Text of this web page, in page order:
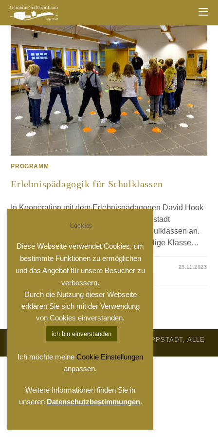
PROGRAMM
Erlebnispädagogik für Schulklassen
In Kooperation mit dem Erlebnispädagogen David Hook
bietet das Gemeinschaftszentrum in Trippstadt
erlebnispädagogische Progamme für Schulklassen an.
Dabei werden die Angebote auf die jeweilige Klasse…
KOMMENTARE DEAKTIVIERT 23.11.2023
© 2026, GEMEINSCHAFTSZENTRUM TRIPPSTADT, ALLE
Cookies
Diese Webseite verwendet Cookies, um
bestimmte Funktionen zu ermöglichen
und das Angebot für unsere Besucher zu
verbessern.
Durch die Nutzung dieser Webseite
erklären Sie sich mit der Verwendung
von Cookies einverstanden.
ich bin einverstanden
Ich möchte meine Cookie Einstellungen
anpassen.
Weitere Informationen finden Sie in
unseren Datenschutzbestimmungen.